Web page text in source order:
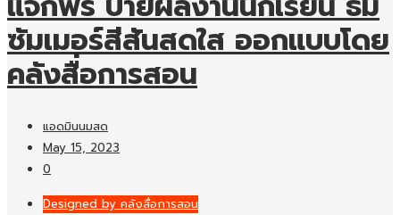
ซัมเมอร์สีสันสดใส ออกแบบโดย
คลังสื่อการสอน
แอดมินนมสด
May 15, 2023
0
Designed by คลังสื่อการสอน